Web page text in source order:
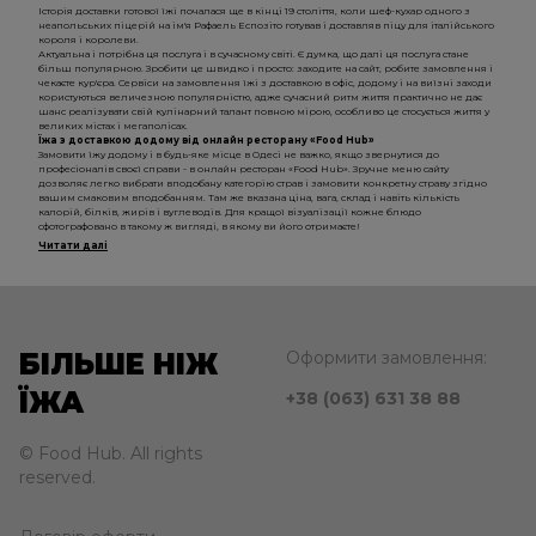
Історія доставки готової їжі почалася ще в кінці 19 століття, коли шеф-кухар одного з
неапольських піцерій на ім'я Рафаель Еспозіто готував і доставляв піцу для італійського
короля і королеви.
Актуальна і потрібна ця послуга і в сучасному світі. Є думка, що далі ця послуга стане
більш популярною. Зробити це швидко і просто: заходите на сайт, робите замовлення і
чекаєте кур'єра. Сервіси на замовлення їжі з доставкою в офіс, додому і на виїзні заходи
користуються величезною популярністю, адже сучасний ритм життя практично не дає
шанс реалізувати свій кулінарний талант повною мірою, особливо це стосується життя у
великих містах і мегаполісах.
Їжа з доставкою додому від онлайн ресторану «Food Hub»
Замовити їжу додому і в будь-яке місце в Одесі не важко, якщо звернутися до
професіоналів своєї справи - в онлайн ресторан «Food Hub». Зручне меню сайту
дозволяє легко вибрати вподобану категорію страв і замовити конкретну страву згідно
вашим смаковим вподобанням. Там же вказана ціна, вага, склад і навіть кількість
калорій, білків, жирів і вуглеводів. Для кращої візуалізації кожне блюдо
сфотографовано в такому ж вигляді, в якому ви його отримаєте!
Читати далі
БІЛЬШЕ НІЖ
ЇЖА
© Food Hub. All rights
reserved.
Оформити замовлення:
+38 (063) 631 38 88